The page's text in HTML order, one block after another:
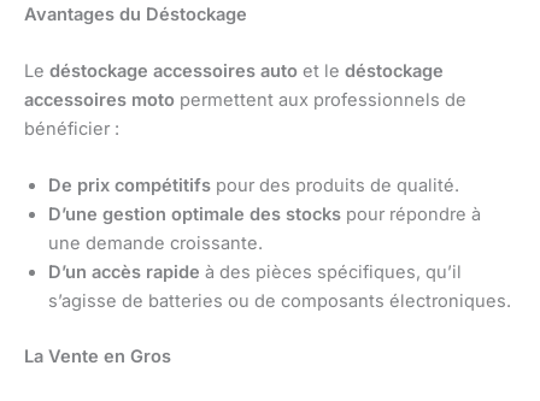
Avantages du Déstockage
Le déstockage accessoires auto et le déstockage
accessoires moto permettent aux professionnels de
bénéficier :
De prix compétitifs pour des produits de qualité.
D’une gestion optimale des stocks pour répondre à
une demande croissante.
D’un accès rapide à des pièces spécifiques, qu’il
s’agisse de batteries ou de composants électroniques.
La Vente en Gros